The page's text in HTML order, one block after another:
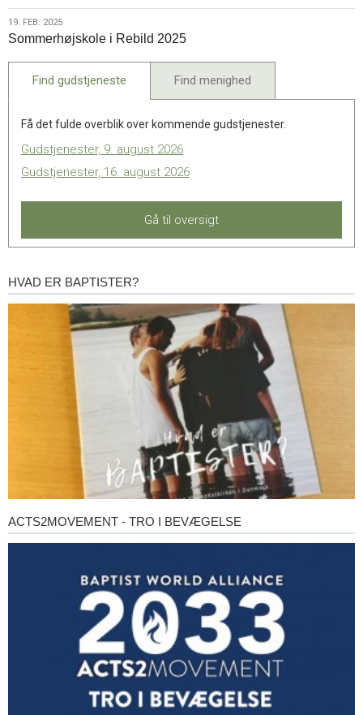
2025
19.
feb.
2025
19. FEB. 2025
Sommerhøjskole i Rebild 2025
Find gudstjeneste Find menighed
Få det fulde overblik over kommende gudstjenester.
Gudstjenester, 9. august 2026
Gudstjenester, 16. august 2026
Gå til oversigt
Hvad
er
HVAD ER BAPTISTER?
Acts2Movement
-
ACTS2MOVEMENT - TRO I BEVÆGELSE